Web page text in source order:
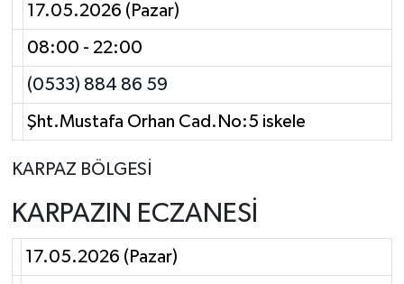
17.05.2026 (Pazar)
08:00 - 22:00
(0533) 884 86 59
Şht.Mustafa Orhan Cad.No:5 iskele
KARPAZ BÖLGESİ
KARPAZIN ECZANESİ
17.05.2026 (Pazar)